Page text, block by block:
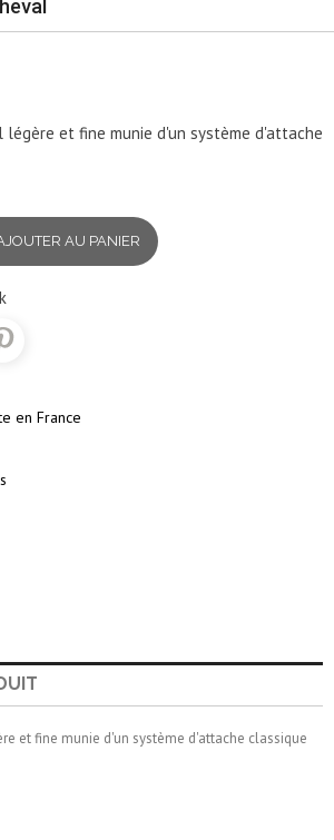
et fine munie d'un système d'attache
AU PANIER
en France
et fine munie d'un système d'attache classique